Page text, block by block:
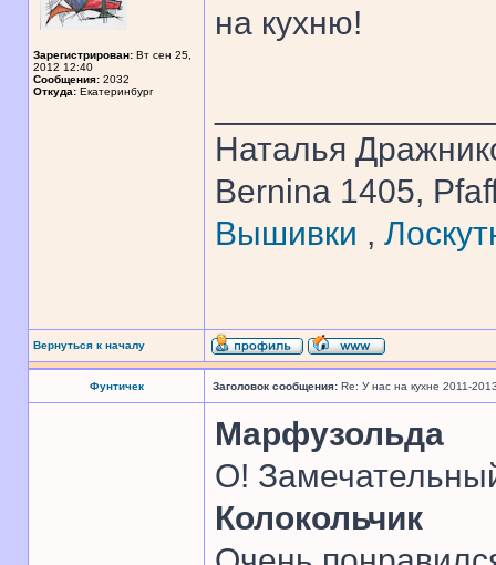
Зарегистрирован: Вт сен 25,
2012 12:40
Сообщения: 2032
Откуда: Екатеринбург
на кухню!
Наталья
Bernina 1405,
Вышивки ,
Вернуться к началу
Фунтичек Заголовок сообщения: Re: У нас на кухне 2011-
Марфузольда
О!
Колокольчик